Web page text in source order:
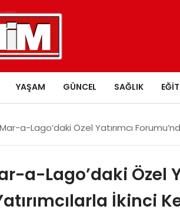
YAŞAM GÜNCEL SAĞLIK
a-Lago’daki Özel Yatırımcı
a-Lago’daki Özel
İkinci